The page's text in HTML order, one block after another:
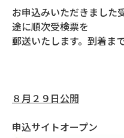
お申込みいただきました
途に順次受検票を
郵送いたします。到着ま
８月２９日公開
申込サイトオープン